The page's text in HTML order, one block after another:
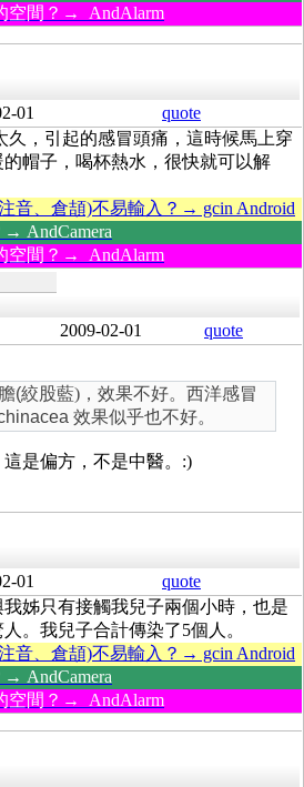
空間？→ AndAlarm
01
quote
久，引起的感冒頭痛，這時候馬上穿
帽子，喝杯熱水，很快就可以解
音、倉頡)不易輸入？→ gcin Android
AndCamera
空間？→ AndAlarm
2009-02-01 quote
(絞股藍)，效果不好。西洋感冒
效果似乎也不好。
是偏方，不是中醫。:)
01
quote
姊只有接觸我兒子兩個小時，也是
。我兒子合計傳染了5個人。
音、倉頡)不易輸入？→ gcin Android
AndCamera
空間？→ AndAlarm